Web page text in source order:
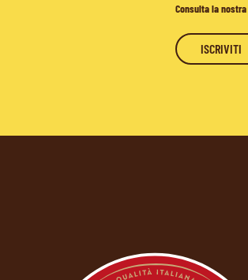
Consulta la nostra